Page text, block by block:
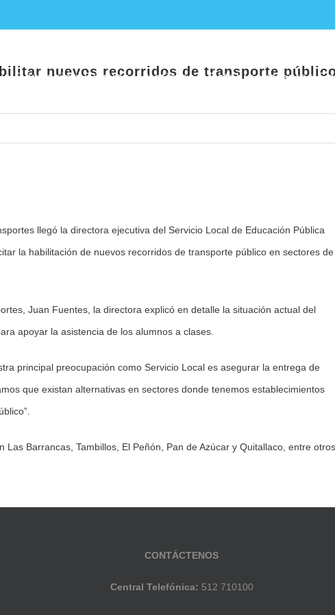
Educación Pública Noticias Establecimientos
habilitar nuevos recorridos de
nuevos recorridos de transporte
llegó la directora ejecutiva del Servicio Local de Educación Pública
la habilitación de nuevos recorridos de transporte público en sectores de
Juan Fuentes, la directora explicó en detalle la situación actual del
apoyar la asistencia de los alumnos a clases.
principal preocupación como Servicio Local es asegurar la entrega de
que existan alternativas en sectores donde tenemos establecimientos
Barrancas, Tambillos, El Peñón, Pan de Azúcar y Quitallaco, entre
CONTÁCTENOS
Central Telefónica: 512 710100